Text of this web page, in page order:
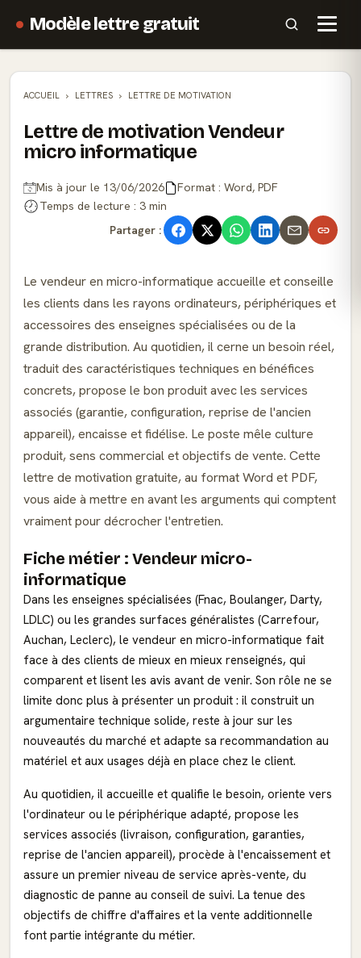
Modèle lettre gratuit
ACCUEIL LETTRES LETTRE DE MOTIVATION
Lettre de motivation Vendeur
micro informatique
Mis à jour le 13/06/2026
Format : Word, PDF
Temps de lecture : 3 min
Partager :
Le vendeur en micro-informatique accueille et conseille
les clients dans les rayons ordinateurs, périphériques et
accessoires des enseignes spécialisées ou de la
grande distribution. Au quotidien, il cerne un besoin réel,
traduit des caractéristiques techniques en bénéfices
concrets, propose le bon produit avec les services
associés (garantie, configuration, reprise de l'ancien
appareil), encaisse et fidélise. Le poste mêle culture
produit, sens commercial et objectifs de vente. Cette
lettre de motivation gratuite, au format Word et PDF,
vous aide à mettre en avant les arguments qui comptent
vraiment pour décrocher l'entretien.
Fiche métier : Vendeur micro-
informatique
Dans les enseignes spécialisées (Fnac, Boulanger, Darty,
LDLC) ou les grandes surfaces généralistes (Carrefour,
Auchan, Leclerc), le vendeur en micro-informatique fait
face à des clients de mieux en mieux renseignés, qui
comparent et lisent les avis avant de venir. Son rôle ne se
limite donc plus à présenter un produit : il construit un
argumentaire technique solide, reste à jour sur les
nouveautés du marché et adapte sa recommandation au
matériel et aux usages déjà en place chez le client.
Au quotidien, il accueille et qualifie le besoin, oriente vers
l'ordinateur ou le périphérique adapté, propose les
services associés (livraison, configuration, garanties,
reprise de l'ancien appareil), procède à l'encaissement et
assure un premier niveau de service après-vente, du
diagnostic de panne au conseil de suivi. La tenue des
objectifs de chiffre d'affaires et la vente additionnelle
font partie intégrante du métier.